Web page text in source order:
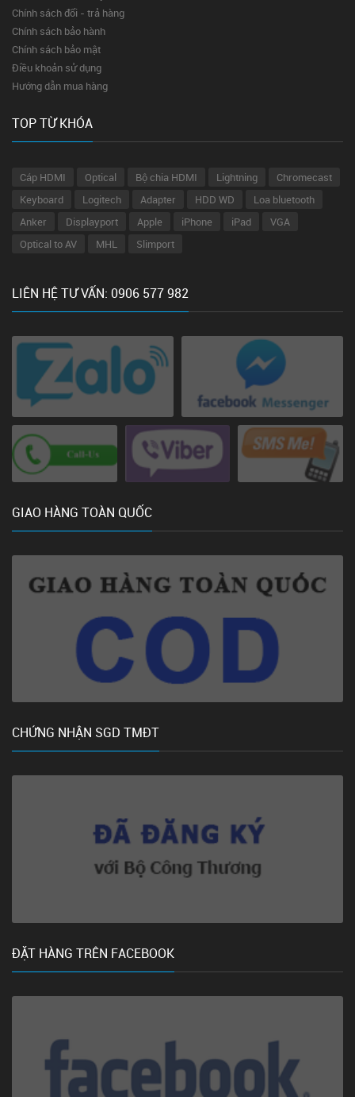
Chính sách đổi - trả hàng
Chính sách bảo hành
Chính sách bảo mật
Điều khoản sử dụng
Hướng dẫn mua hàng
TOP TỪ KHÓA
Cáp HDMI Optical Bộ chia HDMI Lightning
Chromecast
Keyboard
Logitech Adapter HDD WD
Loa bluetooth
Anker
Displayport Apple iPhone iPad
VGA
Optical to AV
MHL Slimport
LIÊN HỆ TƯ VẤN: 0906 577 982
GIAO HÀNG TOÀN QUỐC
CHỨNG NHẬN SGD TMĐT
ĐẶT HÀNG TRÊN FACEBOOK